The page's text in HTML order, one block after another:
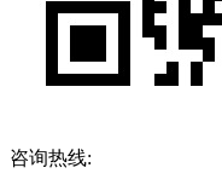
咨询热线: